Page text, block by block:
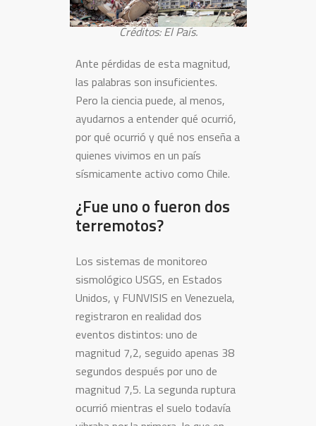
Créditos: El País.
Ante pérdidas de esta magnitud,
las palabras son insuficientes.
Pero la ciencia puede, al menos,
ayudarnos a entender qué ocurrió,
por qué ocurrió y qué nos enseña a
quienes vivimos en un país
sísmicamente activo como Chile.
¿Fue uno o fueron dos
terremotos?
Los sistemas de monitoreo
sismológico USGS, en Estados
Unidos, y FUNVISIS en Venezuela,
registraron en realidad dos
eventos distintos: uno de
magnitud 7,2, seguido apenas 38
segundos después por uno de
magnitud 7,5. La segunda ruptura
ocurrió mientras el suelo todavía